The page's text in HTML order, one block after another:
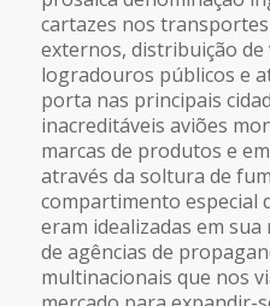
cartazes nos
externos, distribuição
logradouros públicos e
porta nas principais
inacreditáveis aviões
marcas de produtos e
através da soltura de
compartimento especial
eram idealizadas em
de agências de
multinacionais que nos